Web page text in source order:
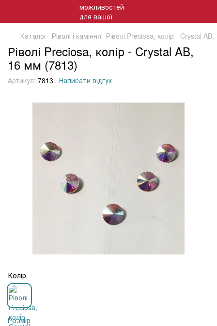
Каталог Ріволі і каміння Ріволі Preciosa, колір - Crystal
Ріволі Preciosa, колір - Crystal AB,
16 мм (7813)
Артикул: 7813 Написати відгук
Колір
Розмір